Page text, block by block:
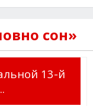
сон»
13-й